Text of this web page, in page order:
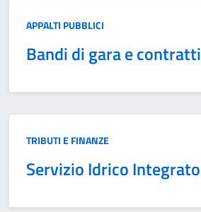
Categoria:
APPALTI PUBBLICI
Bandi di gara e contratti
Categoria:
TRIBUTI E FINANZE
Servizio Idrico Integrato